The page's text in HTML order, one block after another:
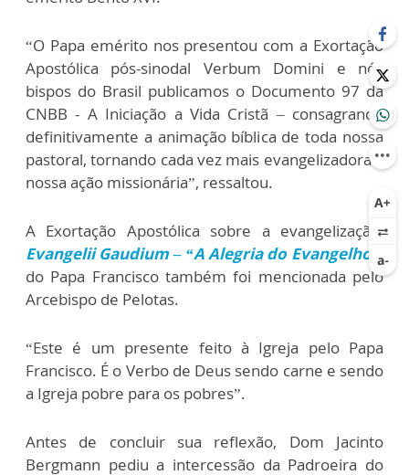
“O Papa emérito nos presentou com a Exortação
Apostólica pós-sinodal Verbum Domini e nós
bispos do Brasil publicamos o Documento 97 da
CNBB - A Iniciação a Vida Cristã – consagrando
definitivamente a animação bíblica de toda nossa
pastoral, tornando cada vez mais evangelizadora a
nossa ação missionária”, ressaltou.
A Exortação Apostólica sobre a evangelização,
Evangelii Gaudium – “A Alegria do Evangelho ”,
do Papa Francisco também foi mencionada pelo
Arcebispo de Pelotas.
“Este é um presente feito à Igreja pelo Papa
Francisco. É o Verbo de Deus sendo carne e sendo
a Igreja pobre para os pobres”.
Antes de concluir sua reflexão, Dom Jacinto
Bergmann pediu a intercessão da Padroeira do